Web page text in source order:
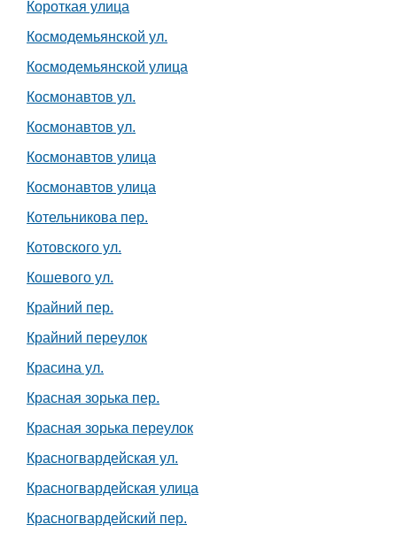
Короткая улица
Космодемьянской ул.
Космодемьянской улица
Космонавтов ул.
Космонавтов ул.
Космонавтов улица
Космонавтов улица
Котельникова пер.
Котовского ул.
Кошевого ул.
Крайний пер.
Крайний переулок
Красина ул.
Красная зорька пер.
Красная зорька переулок
Красногвардейская ул.
Красногвардейская улица
Красногвардейский пер.